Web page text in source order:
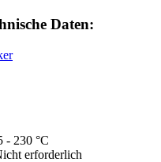
Daten:
- 230 °C
erforderlich